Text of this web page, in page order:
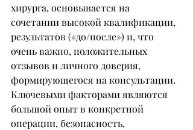
хирурга, основывается на
сочетании высокой квалификации,
результатов («до/после») и, что
очень важно, положительных
отзывов и личного доверия,
формирующегося на консультации.
Ключевыми факторами являются
большой опыт в конкретной
операции, безопасность,